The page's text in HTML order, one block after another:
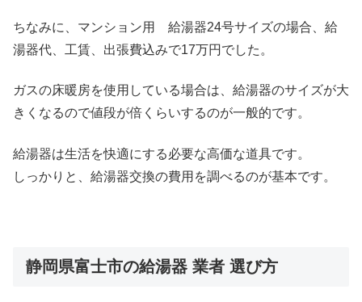
ちなみに、マンション用 給湯器24号サイズの場合、給
湯器代、工賃、出張費込みで17万円でした。
ガスの床暖房を使用している場合は、給湯器のサイズが大
きくなるので値段が倍くらいするのが一般的です。
給湯器は生活を快適にする必要な高価な道具です。
しっかりと、給湯器交換の費用を調べるのが基本です。
静岡県富士市の給湯器 業者 選び方